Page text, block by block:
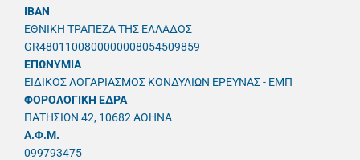
IBAN
ΕΘΝΙΚΗ ΤΡΑΠΕΖΑ ΤΗΣ ΕΛΛΑΔΟΣ
GR4801100800000008054509859
ΕΠΩΝΥΜΙΑ
ΕΙΔΙΚΟΣ ΛΟΓΑΡΙΑΣΜΟΣ ΚΟΝΔΥΛΙΩΝ ΕΡΕΥΝΑΣ - ΕΜΠ
ΦΟΡΟΛΟΓΙΚΗ ΕΔΡΑ
ΠΑΤΗΣΙΩΝ 42, 10682 ΑΘΗΝΑ
A.Φ.Μ.
099793475